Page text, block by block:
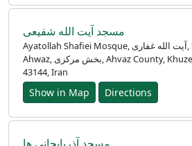
مسجد آیت الله شفیعی
Ayatollah Shafiei Mosque, آیت الله غفاری, khiaban 24 metri,
Ahwaz, بخش مرکزی, Ahvaz County, Khuzestan Province, 61939-
43144, Iran
Show in Map Directions